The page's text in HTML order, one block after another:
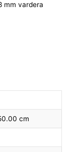
mm vardera
cm